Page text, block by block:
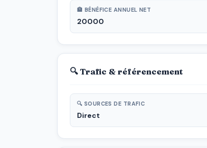
🏦 BÉNÉFICE ANNUEL NET
20000
🔍 Trafic & référencement
🔍 SOURCES DE TRAFIC
Direct